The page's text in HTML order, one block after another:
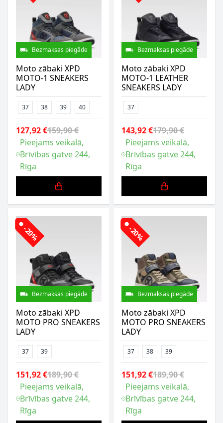
Bezmaksas piegāde
Moto zābaki XPD
MOTO-1 SNEAKERS
LADY
37 38 39 40
127,92 €159,90 €
Pieejams veikalā,
Brīvības gatve 244,
Rīga
Bezmaksas piegāde
Moto zābaki XPD
MOTO-1 LEATHER
SNEAKERS LADY
37
143,92 €179,90 €
Pieejams veikalā,
Brīvības gatve 244,
Rīga
-20%
Bezmaksas piegāde
Moto zābaki XPD
MOTO PRO SNEAKERS
LADY
37 39
151,92 €189,90 €
Pieejams veikalā,
Brīvības gatve 244,
Rīga
-20%
Bezmaksas piegāde
Moto zābaki XPD
MOTO PRO SNEAKERS
LADY
37 38 39
151,92 €189,90 €
Pieejams veikalā,
Brīvības gatve 244,
Rīga